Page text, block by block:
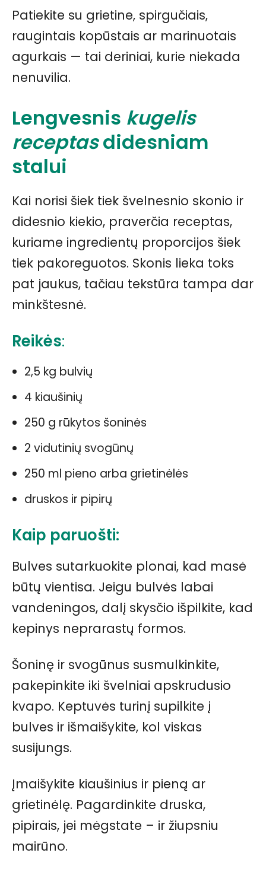
Patiekite su grietine, spirgučiais,
raugintais kopūstais ar marinuotais
agurkais — tai deriniai, kurie niekada
nenuvilia.
Lengvesnis kugelis
receptasdidesniam
stalui
Kai norisi šiek tiek švelnesnio skonio ir
didesnio kiekio, praverčia receptas,
kuriame ingredientų proporcijos šiek
tiek pakoreguotos. Skonis lieka toks
pat jaukus, tačiau tekstūra tampa dar
minkštesnė.
Reikės:
2,5 kg bulvių
4 kiaušinių
250 g rūkytos šoninės
2 vidutinių svogūnų
250 ml pieno arba grietinėlės
druskos ir pipirų
Kaip paruošti:
Bulves sutarkuokite plonai, kad masė
būtų vientisa. Jeigu bulvės labai
vandeningos, dalį skysčio išpilkite, kad
kepinys neprarastų formos.
Šoninę ir svogūnus susmulkinkite,
pakepinkite iki švelniai apskrudusio
kvapo. Keptuvės turinį supilkite į
bulves ir išmaišykite, kol viskas
susijungs.
Įmaišykite kiaušinius ir pieną ar
grietinėlę. Pagardinkite druska,
pipirais, jei mėgstate – ir žiupsniu
mairūno.